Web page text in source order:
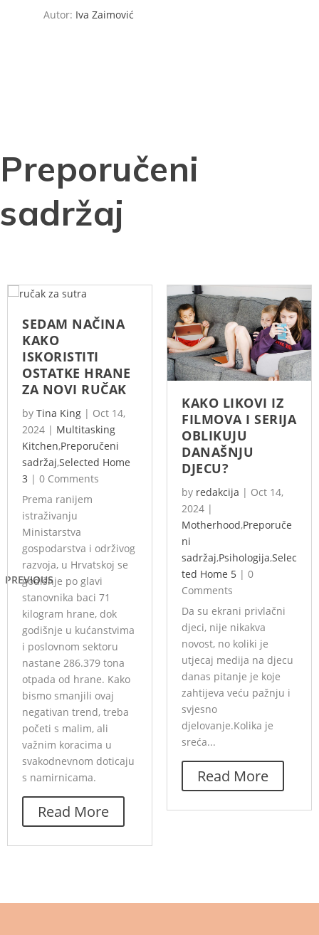
Autor: Iva Zaimović
Preporučeni
sadržaj
PREVIOUS
SEDAM NAČINA
KAKO
ISKORISTITI
OSTATKE HRANE
ZA NOVI RUČAK
by Tina King | Oct 14,
2024 | Multitasking
Kitchen,Preporučeni
sadržaj,Selected Home
3 | 0 Comments
Prema ranijem
istraživanju
Ministarstva
gospodarstva i održivog
razvoja, u Hrvatskoj se
godišnje po glavi
stanovnika baci 71
kilogram hrane, dok
godišnje u kućanstvima
i poslovnom sektoru
nastane 286.379 tona
otpada od hrane. Kako
bismo smanjili ovaj
negativan trend, treba
početi s malim, ali
važnim koracima u
svakodnevnom doticaju
s namirnicama.
Read More
KAKO LIKOVI IZ
FILMOVA I SERIJA
OBLIKUJU
DANAŠNJU
DJECU?
by redakcija | Oct 14,
2024 |
Motherhood,Preporuče
ni
sadržaj,Psihologija,Selec
ted Home 5 | 0
Comments
Da su ekrani privlačni
djeci, nije nikakva
novost, no koliki je
utjecaj medija na djecu
danas pitanje je koje
zahtijeva veću pažnju i
svjesno
djelovanje.Kolika je
sreća...
Read More